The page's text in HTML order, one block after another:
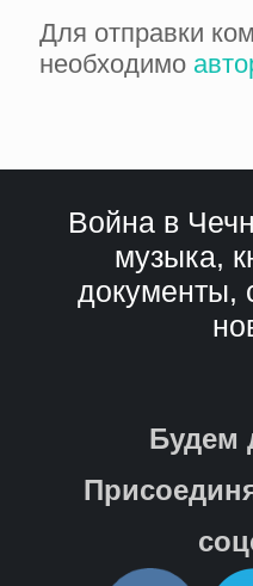
Для отправки
необходимо
Война в
музыка,
документы,
Будем